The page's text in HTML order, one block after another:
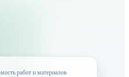
работ и материалов